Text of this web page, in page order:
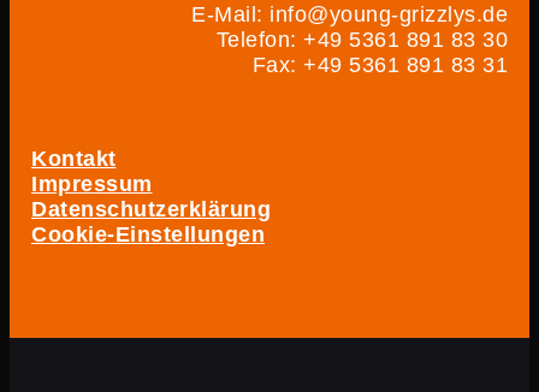
E-Mail: info@young-grizzlys.de
Telefon: +49 5361 891 83 30
Fax: +49 5361 891 83 31
Kontakt
Impressum
Datenschutzerklärung
Cookie-Einstellungen